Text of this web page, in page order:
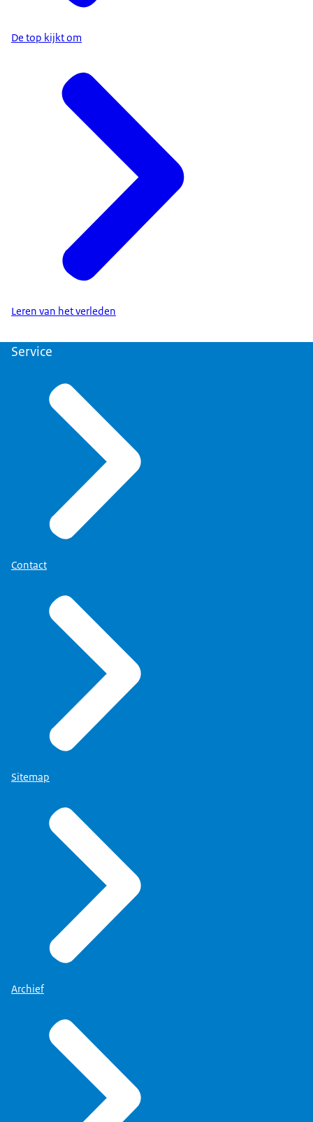
De top kijkt om
Leren van het verleden
Service
Contact
Sitemap
Archief